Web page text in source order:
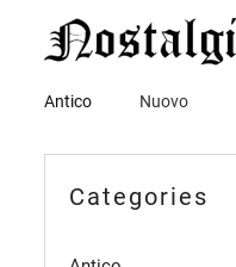
Antico Nuovo
Categories